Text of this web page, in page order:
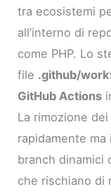
tra ecosistemi
all’interno di
come PHP. Lo
file .github/
GitHub Actions
La rimozione
rapidamente
branch dinamici
che rischiano di